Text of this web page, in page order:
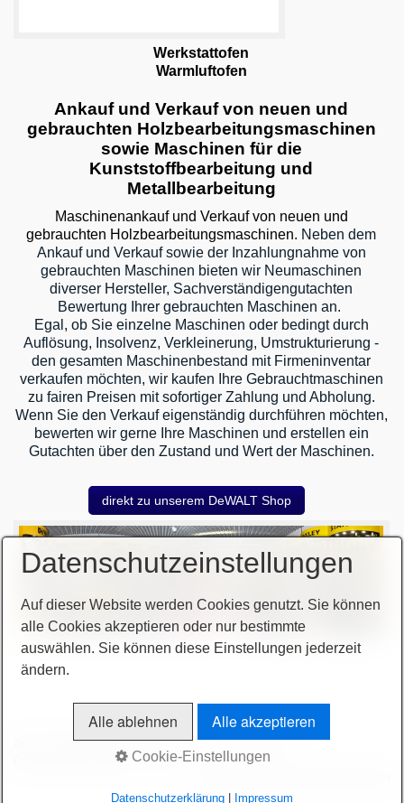
Werkstattofen
Warmluftofen
Ankauf und Verkauf von neuen und
gebrauchten Holzbearbeitungsmaschinen
sowie Maschinen für die
Kunststoffbearbeitung und
Metallbearbeitung
Maschinenankauf und Verkauf von neuen und
gebrauchten Holzbearbeitungsmaschinen. Neben dem
Ankauf und Verkauf sowie der Inzahlungnahme von
gebrauchten Maschinen bieten wir Neumaschinen
diverser Hersteller, Sachverständigengutachten
Bewertung Ihrer gebrauchten Maschinen an.
Egal, ob Sie einzelne Maschinen oder bedingt durch
Auflösung, Insolvenz, Verkleinerung, Umstrukturierung -
den gesamten Maschinenbestand mit Firmeninventar
verkaufen möchten, wir kaufen Ihre Gebrauchtmaschinen
zu fairen Preisen mit sofortiger Zahlung und Abholung.
Wenn Sie den Verkauf eigenständig durchführen möchten,
bewerten wir gerne Ihre Maschinen und erstellen ein
Gutachten über den Zustand und Wert der Maschinen.
direkt zu unserem DeWALT Shop
Bitte beachten! Impressum
Sitemap intern
Datenschutzerklärung
intern
Datenschutzeinstellungen
Auf dieser Website werden Cookies genutzt. Sie können
alle Cookies akzeptieren oder nur bestimmte
auswählen. Sie können diese Einstellungen jederzeit
ändern.
Alle ablehnen Alle akzeptieren
Cookie-Einstellungen
Datenschutzerklärung| Impressum